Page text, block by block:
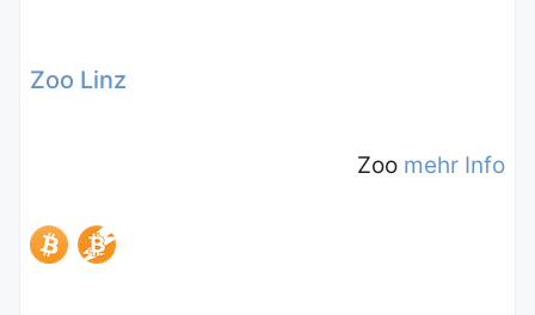
Zoo Linz
Zoo mehr Info